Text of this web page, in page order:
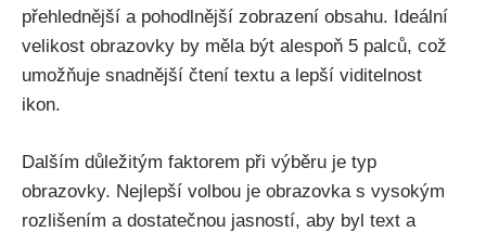
přehlednější a pohodlnější zobrazení obsahu. Ideální
velikost obrazovky by měla být alespoň 5 palců, což
umožňuje snadnější čtení textu a lepší viditelnost
ikon.
Dalším důležitým faktorem při výběru je typ
obrazovky. Nejlepší volbou je obrazovka s vysokým
rozlišením a dostatečnou jasností, aby byl text a